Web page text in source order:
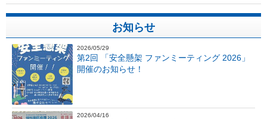
お知らせ
2026/05/29
第2回 「安全懸架 ファンミーティング 2026」
開催のお知らせ！
2026/04/16